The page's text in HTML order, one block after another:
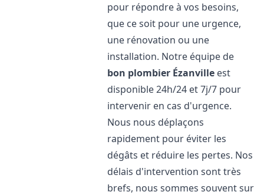
pour répondre à vos besoins,
que ce soit pour une urgence,
une rénovation ou une
installation. Notre équipe de
bon plombier Ézanville est
disponible 24h/24 et 7j/7 pour
intervenir en cas d'urgence.
Nous nous déplaçons
rapidement pour éviter les
dégâts et réduire les pertes. Nos
délais d'intervention sont très
brefs, nous sommes souvent sur